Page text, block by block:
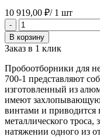
10 919,00 ₽/ 1 шт
-
Количество
товара
Пробоотборник
для
нефти
и
нефтепродуктов
ПА-50-
700-
1
(1,0
В корзину
Заказ в 1 клик
Пробоотборники для
700-1 представляют
изготовленный из
имеют
винтами и приводится
металлического
натяжении одного из